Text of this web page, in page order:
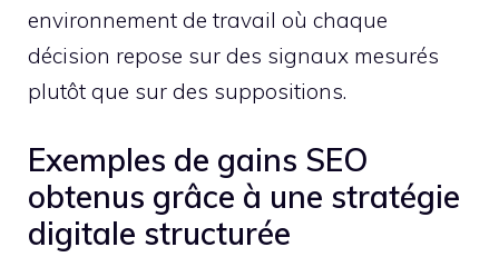
environnement de travail où chaque
décision repose sur des signaux mesurés
plutôt que sur des suppositions.
Exemples de gains SEO
obtenus grâce à une stratégie
digitale structurée